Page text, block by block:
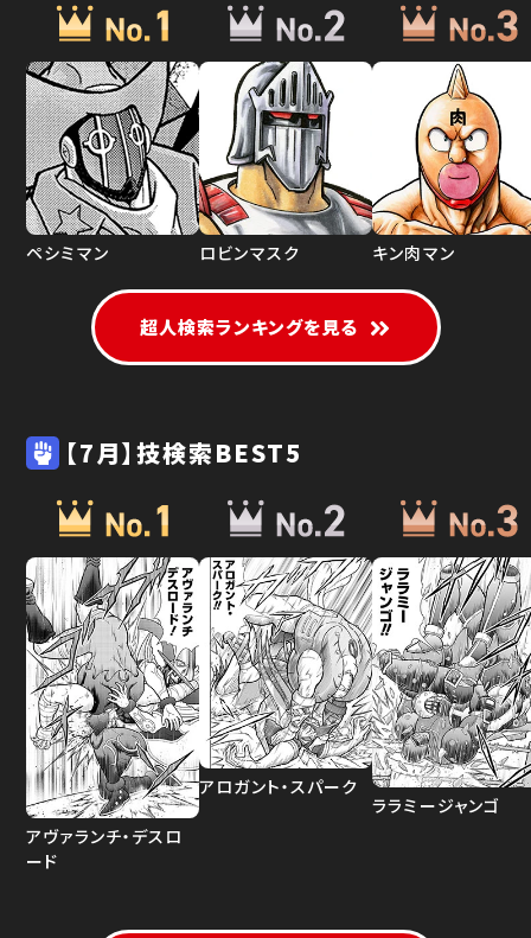
ペシミマン ロビンマスク キン肉マン
超人検索ランキングを見る
【7月】技検索BEST5
アヴァランチ・デスロ
ード
アロガント・スパーク
ララミージャンゴ